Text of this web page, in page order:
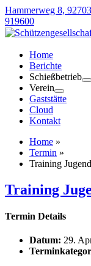
Hammerweg 8,
919600
Home
Berichte
Schießbetrieb
Verein
Gaststätte
Cloud
Kontakt
Home »
Termin »
Training Jugend
Training
Termin Details
Datum: 29.